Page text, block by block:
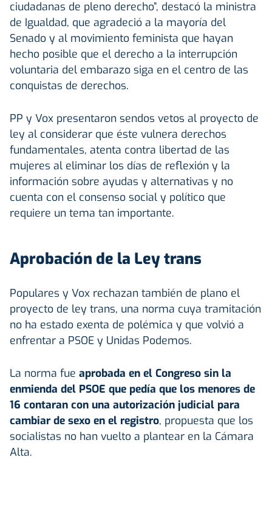
ciudadanas de pleno derecho”, destacó la ministra
de Igualdad, que agradeció a la mayoría del
Senado y al movimiento feminista que hayan
hecho posible que el derecho a la interrupción
voluntaria del embarazo siga en el centro de las
conquistas de derechos.
PP y Vox presentaron sendos vetos al proyecto de
ley al considerar que éste vulnera derechos
fundamentales, atenta contra libertad de las
mujeres al eliminar los días de reflexión y la
información sobre ayudas y alternativas y no
cuenta con el consenso social y político que
requiere un tema tan importante.
Aprobación de la Ley trans
Populares y Vox rechazan también de plano el
proyecto de ley trans, una norma cuya tramitación
no ha estado exenta de polémica y que volvió a
enfrentar a PSOE y Unidas Podemos.
La norma fue aprobada en el Congreso sin la
enmienda del PSOE que pedía que los menores de
16 contaran con una autorización judicial para
cambiar de sexo en el registro, propuesta que los
socialistas no han vuelto a plantear en la Cámara
Alta.